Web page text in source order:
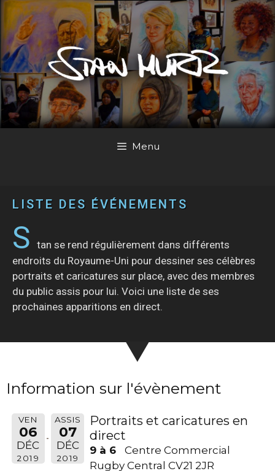
Menu
LISTE DES ÉVÉNEMENTS
S tan se rend régulièrement dans différents
endroits du Royaume-Uni pour dessiner ses célèbres
portraits et caricatures sur place, avec des membres
du public assis pour lui. Voici une liste de ses
prochaines apparitions en direct.
Information sur l'évènement
VEN
06
DÉC
2019
ASSIS
07
DÉC
2019
Portraits et caricatures en
direct
9 à 6
Centre Commercial
Rugby Central CV21 2JR